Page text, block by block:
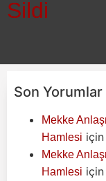
Sildi
Son Yorumlar
Mekke
Hamlesi için
Mekke
Hamlesi için